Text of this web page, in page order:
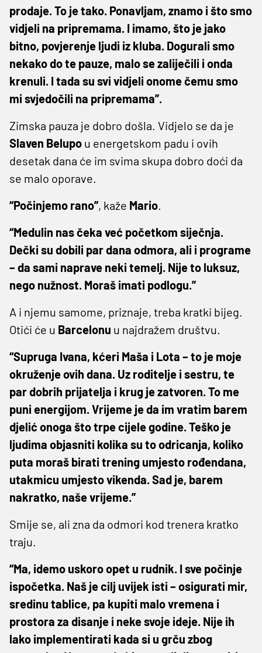
prodaje. To je tako. Ponavljam, znamo i što smo
vidjeli na pripremama. I imamo, što je jako
bitno, povjerenje ljudi iz kluba. Dogurali smo
nekako do te pauze, malo se zaliječili i onda
krenuli. I tada su svi vidjeli onome čemu smo
mi svjedočili na pripremama”.
Zimska pauza je dobro došla. Vidjelo se da je
Slaven Belupo u energetskom padu i ovih
desetak dana će im svima skupa dobro doći da
se malo oporave.
“Počinjemo rano”, kaže Mario.
“Medulin nas čeka već početkom siječnja.
Dečki su dobili par dana odmora, ali i programe
– da sami naprave neki temelj. Nije to luksuz,
nego nužnost. Moraš imati podlogu.”
A i njemu samome, priznaje, treba kratki bijeg.
Otići će u Barcelonu u najdražem društvu.
“Supruga Ivana, kćeri Maša i Lota – to je moje
okruženje ovih dana. Uz roditelje i sestru, te
par dobrih prijatelja i krug je zatvoren. To me
puni energijom. Vrijeme je da im vratim barem
djelić onoga što trpe cijele godine. Teško je
ljudima objasniti kolika su to odricanja, koliko
puta moraš birati trening umjesto rođendana,
utakmicu umjesto vikenda. Sad je, barem
nakratko, naše vrijeme.”
Smije se, ali zna da odmori kod trenera kratko
traju.
“Ma, idemo uskoro opet u rudnik. I sve počinje
ispočetka. Naš je cilj uvijek isti – osigurati mir,
sredinu tablice, pa kupiti malo vremena i
prostora za disanje i neke svoje ideje. Nije ih
lako implementirati kada si u grču zbog